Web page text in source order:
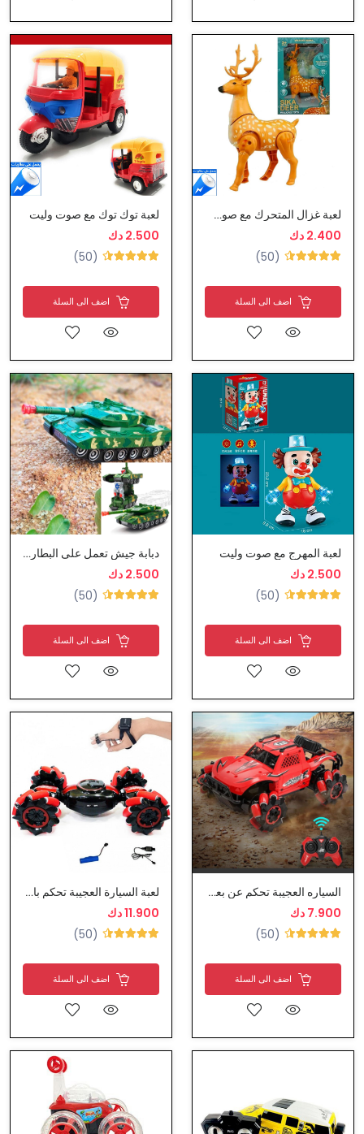
لعبة غزال المتحرك مع صوت وليت
2.400 دك
(50)
اضف الى السلة
لعبة توك توك مع صوت وليت
2.500 دك
(50)
اضف الى السلة
لعبة المهرج مع صوت وليت
2.500 دك
(50)
اضف الى السلة
دبابة جيش تعمل على البطارية
2.500 دك
(50)
اضف الى السلة
السياره العجيبة تحكم عن بعد 360درجة شحن
7.900 دك
(50)
اضف الى السلة
لعبة السيارة العجيبة تحكم بالساعة سنسر
11.900 دك
(50)
اضف الى السلة